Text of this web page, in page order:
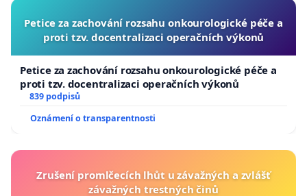
Petice za zachování rozsahu onkourologické péče a
proti tzv. docentralizaci operačních výkonů
Petice za zachování rozsahu onkourologické péče a
proti tzv. docentralizaci operačních výkonů
839 podpisů
Oznámení o transparentnosti
Zrušení promlčecích lhůt u závažných a zvlášť
závažných trestných činů